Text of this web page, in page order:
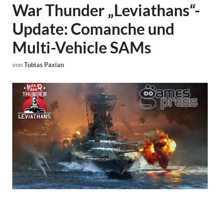
War Thunder „Leviathans“-
Update: Comanche und
Multi-Vehicle SAMs
vonTobias Paxian